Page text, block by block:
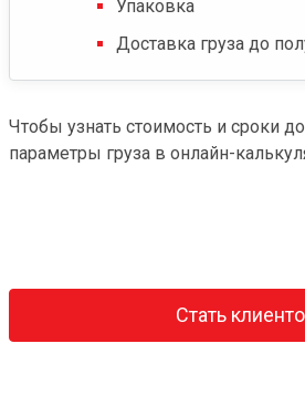
Упаковка
Доставка груза до
Чтобы узнать стоимость и сроки
параметры груза в онлайн-
Стать